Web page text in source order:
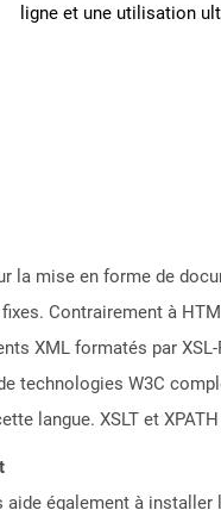
ligne et une utilisation
la mise en forme de
Contrairement à
XML formatés par
technologies W3C
langue. XSLT et
aide également à